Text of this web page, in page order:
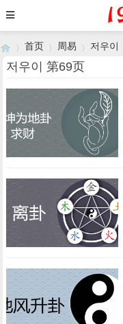
›
首页 周易 저우이
저우이 第69页